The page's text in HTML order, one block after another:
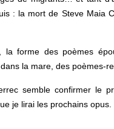
: la mort de Steve Maia
, la forme des poèmes
la mare, des poèmes-
semble confirmer le
je lirai les prochains opus.